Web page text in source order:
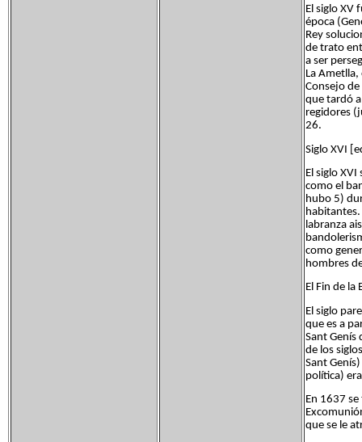
El siglo XV
época
Rey
de trato
a ser
La
Consejo
que tardó
regidores
26.
Siglo XVI
El siglo
como el
hubo 5)
habitantes.
labranza
como
hombres
El Fin de
El siglo
que es a
Sant Genís
de los
Sant
política)
En 1637
que se le